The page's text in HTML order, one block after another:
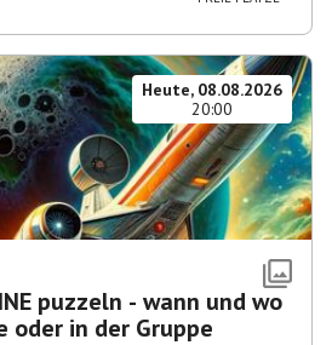
Heute, 08.08.2026
20:00
puzzeln - wann und wo
oder in der Gruppe